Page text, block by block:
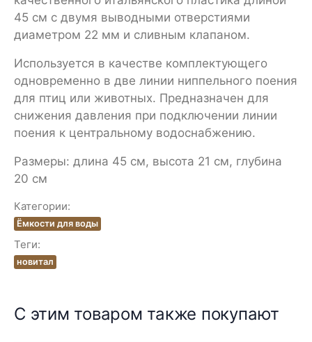
45 см с двумя выводными отверстиями
диаметром 22 мм и сливным клапаном.
Используется в качестве комплектующего
одновременно в две линии ниппельного поения
для птиц или животных. Предназначен для
снижения давления при подключении линии
поения к центральному водоснабжению.
Размеры: длина 45 см, высота 21 см, глубина
20 см
Категории:
Ёмкости для воды
Теги:
новитал
С этим товаром также покупают